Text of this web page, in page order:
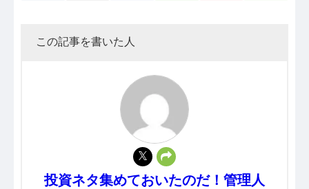
この記事を書いた人
投資ネタ集めておいたのだ！管理人